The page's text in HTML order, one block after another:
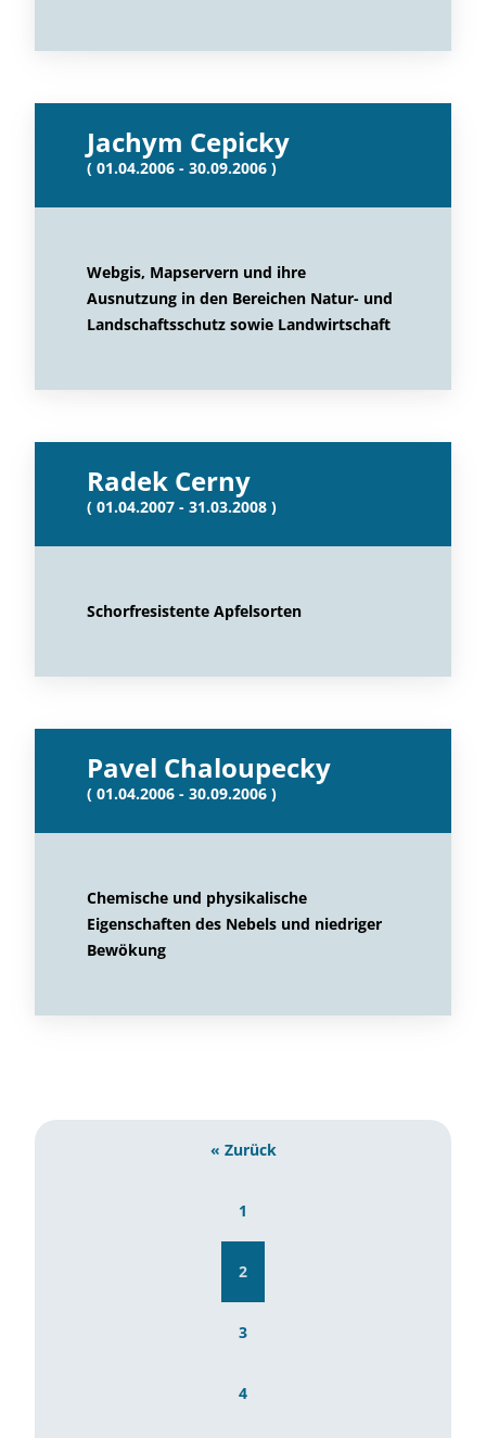
Jachym Cepicky
( 01.04.2006 - 30.09.2006 )
Webgis, Mapservern und ihre
Ausnutzung in den Bereichen Natur- und
Landschaftsschutz sowie Landwirtschaft
Radek Cerny
( 01.04.2007 - 31.03.2008 )
Schorfresistente Apfelsorten
Pavel Chaloupecky
( 01.04.2006 - 30.09.2006 )
Chemische und physikalische
Eigenschaften des Nebels und niedriger
Bewökung
« Zurück
1
2
3
4